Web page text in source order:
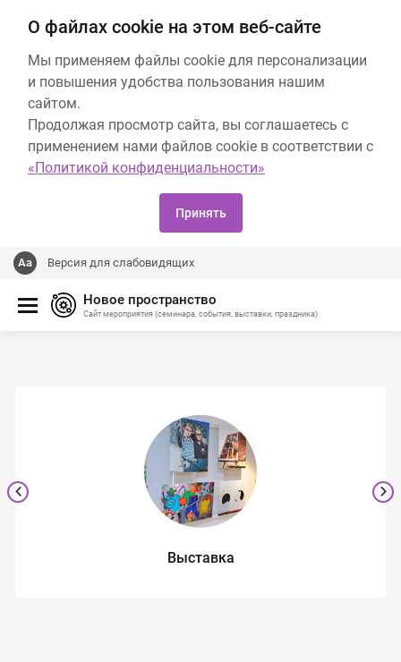
О файлах cookie на этом веб-сайте
Мы применяем файлы cookie для персонализации
и повышения удобства пользования нашим
сайтом.
Продолжая просмотр сайта, вы соглашаетесь с
применением нами файлов cookie в соответствии с
«Политикой конфиденциальности»
Принять
Версия для слабовидящих
Новое пространство
Сайт мероприятия (семинара, события, выставки, праздника)
Выставка